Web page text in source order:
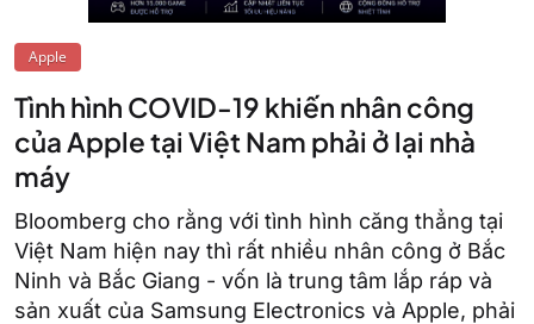
Apple
Tình hình COVID-19 khiến nhân công
của Apple tại Việt Nam phải ở lại nhà
máy
Bloomberg cho rằng với tình hình căng thẳng tại
Việt Nam hiện nay thì rất nhiều nhân công ở Bắc
Ninh và Bắc Giang - vốn là trung tâm lắp ráp và
sản xuất của Samsung Electronics và Apple, phải